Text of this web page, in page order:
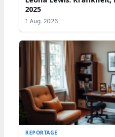
2025
1 Aug. 2026
REPORTAGE